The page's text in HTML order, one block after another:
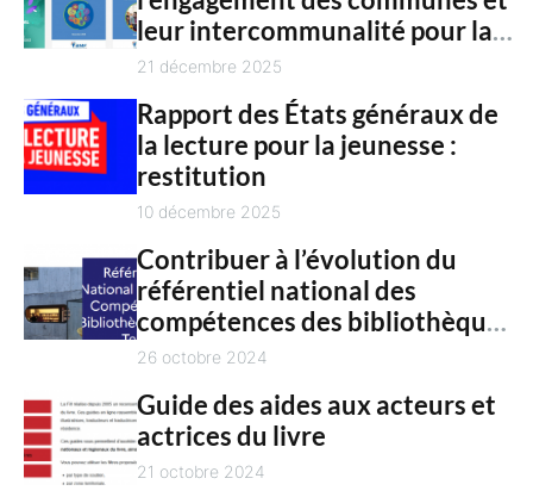
h
leur intercommunalité pour la
culture en 2025
21 décembre 2025
Rapport des États généraux de
la lecture pour la jeunesse :
restitution
10 décembre 2025
Contribuer à l’évolution du
référentiel national des
compétences des bibliothèques
territoriales
26 octobre 2024
Guide des aides aux acteurs et
actrices du livre
21 octobre 2024